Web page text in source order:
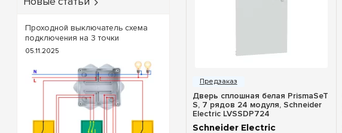
Дверь сплошная белая PrismaSeT
S, 7 рядов 24 модуля, Schneider
Electric LVSSDP724
Schneider Electric
Проходной выключатель схема
подключения на 3 точки
05.11.2025